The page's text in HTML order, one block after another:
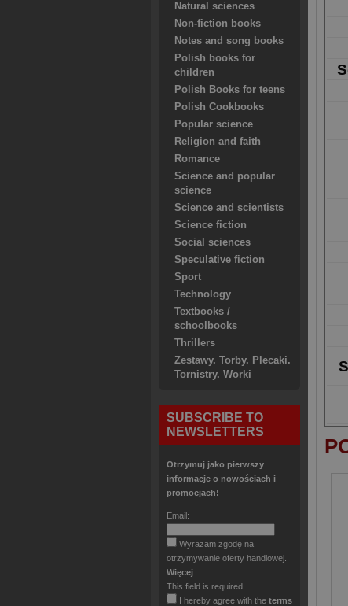
Natural sciences
Non-fiction books
Notes and song books
Polish books for
children
Polish Books for teens
Polish Cookbooks
Popular science
Religion and faith
Romance
Science and popular
science
Science and scientists
Science fiction
Social sciences
Speculative fiction
Sport
Technology
Textbooks /
schoolbooks
Thrillers
Zestawy. Torby. Plecaki.
Tornistry. Worki
SUBSCRIBE TO
NEWSLETTERS
Otrzymuj jako pierwszy
informacje o nowościach i
promocjach!
Email:
Wyrażam zgodę na
otrzymywanie oferty handlowej.
Więcej
This field is required
I hereby agree with the terms